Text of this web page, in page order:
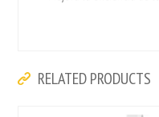
RELATED PRODUCTS